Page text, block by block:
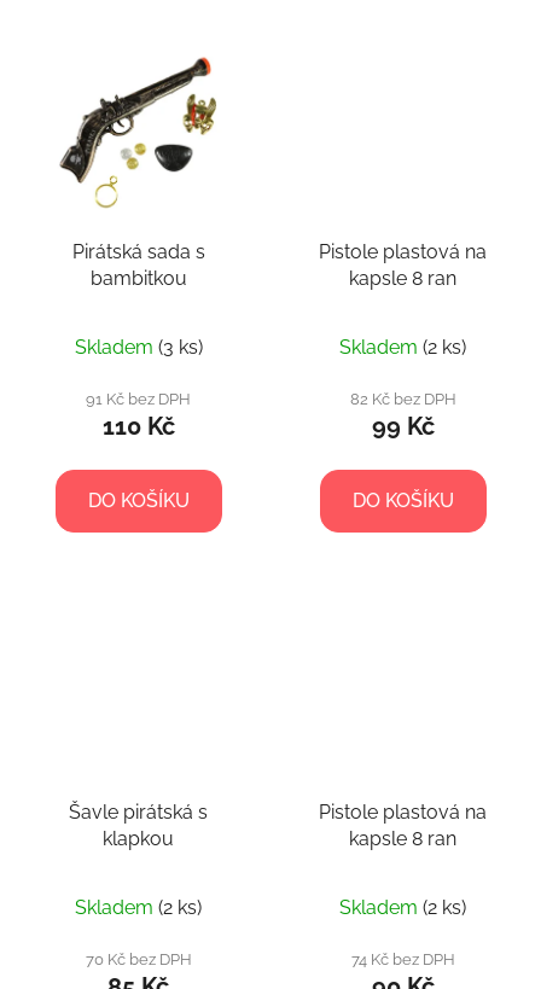
Pirátská sada s
bambitkou
Skladem (3 ks)
91 Kč bez DPH
110 Kč
DO KOŠÍKU
Pistole plastová na
kapsle 8 ran
Skladem (2 ks)
82 Kč bez DPH
99 Kč
DO KOŠÍKU
Šavle pirátská s
klapkou
Skladem (2 ks)
70 Kč bez DPH
Pistole plastová na
kapsle 8 ran
Skladem (2 ks)
74 Kč bez DPH